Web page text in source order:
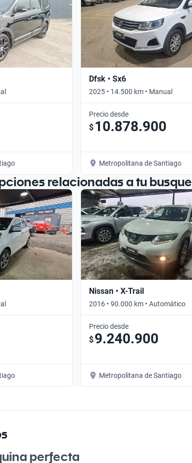
Dfsk • Sx6
2025 • 14.500 km • Manual
Precio desde
$ 10.878.900
Metropolitana de Santiago
relacionadas a tu
Nissan • X-Trail
2016 • 90.000 km • Automático
Precio desde
$9.240.900
Metropolitana de Santiago
perfecta